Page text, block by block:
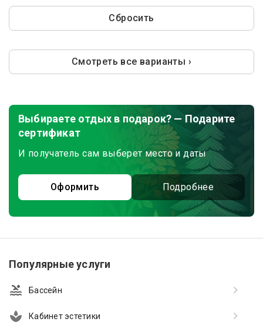
Сбросить
Смотреть все варианты ›
Выбираете отдых в подарок? — Подарите
сертификат
И получатель сам выберет место и даты
Оформить Подробнее
Популярные услуги
Бассейн
Кабинет эстетики